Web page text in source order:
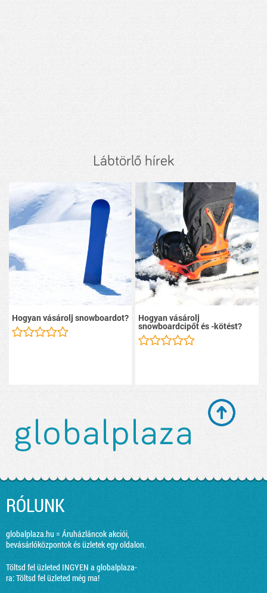
Lábtörlő hírek
Hogyan vásárolj snowboardot? Hogyan vásárolj
snowboardcipőt és -kötést?
RÓLUNK
globalplaza.hu = Áruházláncok akciói,
bevásárlóközpontok és üzletek egy oldalon.
Töltsd fel üzleted INGYEN a globalplaza-
ra:Töltsd fel üzleted még ma!